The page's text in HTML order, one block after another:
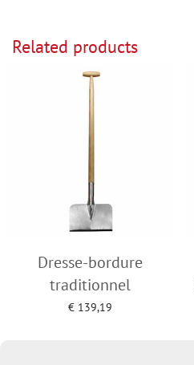
Related products
Dresse-bordure
traditionnel
€139,19